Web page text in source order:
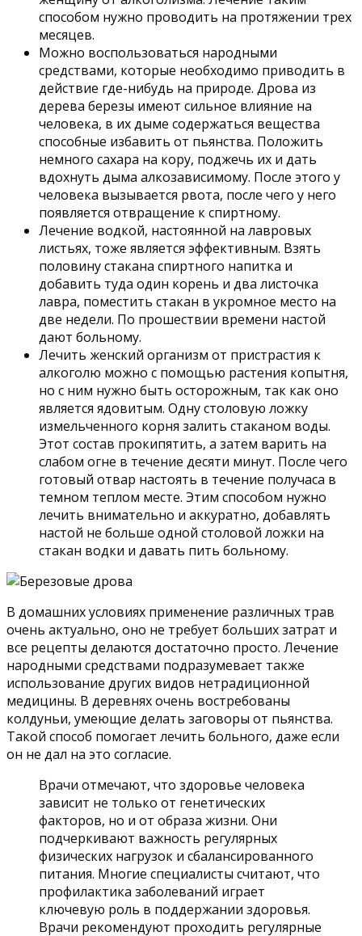
способом нужно проводить на протяжении трех
месяцев.
Можно воспользоваться народными
средствами, которые необходимо приводить в
действие где-нибудь на природе. Дрова из
дерева березы имеют сильное влияние на
человека, в их дыме содержаться вещества
способные избавить от пьянства. Положить
немного сахара на кору, поджечь их и дать
вдохнуть дыма алкозависимому. После этого у
человека вызывается рвота, после чего у него
появляется отвращение к спиртному.
Лечение водкой, настоянной на лавровых
листьях, тоже является эффективным. Взять
половину стакана спиртного напитка и
добавить туда один корень и два листочка
лавра, поместить стакан в укромное место на
две недели. По прошествии времени настой
дают больному.
Лечить женский организм от пристрастия к
алкоголю можно с помощью растения копытня,
но с ним нужно быть осторожным, так как оно
является ядовитым. Одну столовую ложку
измельченного корня залить стаканом воды.
Этот состав прокипятить, а затем варить на
слабом огне в течение десяти минут. После чего
готовый отвар настоять в течение получаса в
темном теплом месте. Этим способом нужно
лечить внимательно и аккуратно, добавлять
настой не больше одной столовой ложки на
стакан водки и давать пить больному.
В домашних условиях применение различных трав
очень актуально, оно не требует больших затрат и
все рецепты делаются достаточно просто. Лечение
народными средствами подразумевает также
использование других видов нетрадиционной
медицины. В деревнях очень востребованы
колдуньи, умеющие делать заговоры от пьянства.
Такой способ помогает лечить больного, даже если
он не дал на это согласие.
Врачи отмечают, что здоровье человека
зависит не только от генетических
факторов, но и от образа жизни. Они
подчеркивают важность регулярных
физических нагрузок и сбалансированного
питания. Многие специалисты считают, что
профилактика заболеваний играет
ключевую роль в поддержании здоровья.
Врачи рекомендуют проходить регулярные